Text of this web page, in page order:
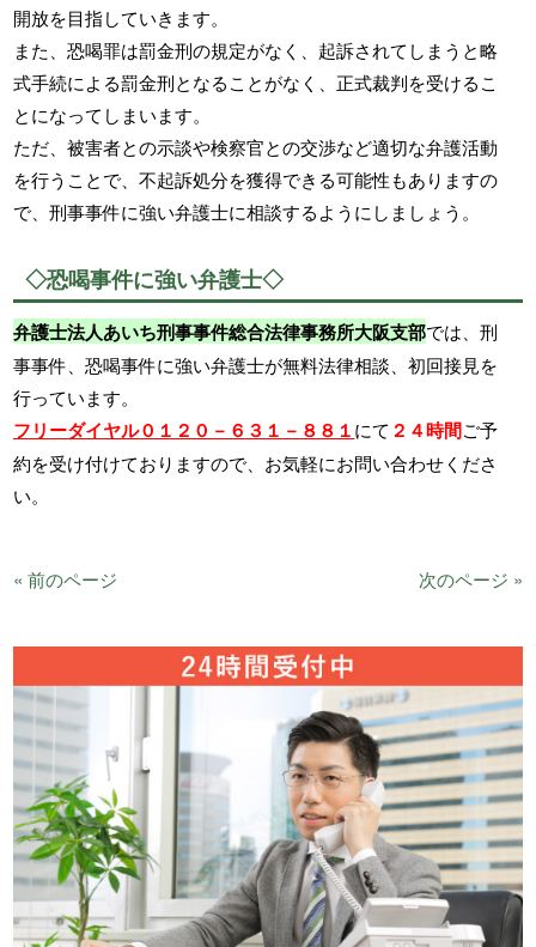
開放を目指していきます。
また、恐喝罪は罰金刑の規定がなく、起訴されてしまうと略
式手続による罰金刑となることがなく、正式裁判を受けるこ
とになってしまいます。
ただ、被害者との示談や検察官との交渉など適切な弁護活動
を行うことで、不起訴処分を獲得できる可能性もありますの
で、刑事事件に強い弁護士に相談するようにしましょう。
◇恐喝事件に強い弁護士◇
弁護士法人あいち刑事事件総合法律事務所大阪支部では、刑
事事件、恐喝事件に強い弁護士が無料法律相談、初回接見を
行っています。
フリーダイヤル０１２０－６３１－８８１にて ２４時間ご予
約を受け付けておりますので、お気軽にお問い合わせくださ
い。
« 前のページ 次のページ »